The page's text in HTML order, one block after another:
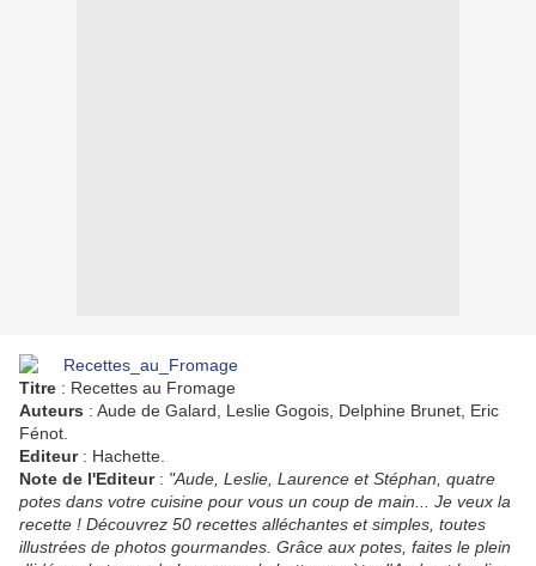
Titre : Recettes au Fromage
Auteurs : Aude de Galard, Leslie Gogois, Delphine Brunet, Eric
Fénot.
Editeur: Hachette.
Note de l'Editeur: "Aude, Leslie, Laurence et Stéphan, quatre
potes dans votre cuisine pour vous un coup de main... Je veux la
recette ! Découvrez 50 recettes alléchantes et simples, toutes
illustrées de photos gourmandes. Grâce aux potes, faites le plein